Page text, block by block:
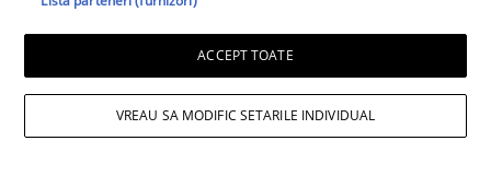
rămâne decât să fim...
ACCEPT TOATE
VREAU SA MODIFIC SETARILE INDIVIDUAL